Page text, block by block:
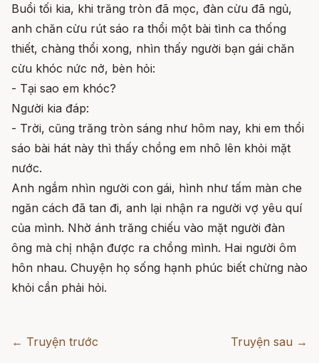
Buổi tối kia, khi trăng tròn đã mọc, đàn cừu đã ngủ,
anh chăn cừu rút sáo ra thổi một bài tình ca thống
thiết, chàng thổi xong, nhìn thấy người bạn gái chăn
cừu khóc nức nở, bèn hỏi:
- Tại sao em khóc?
Người kia đáp:
- Trời, cũng trăng tròn sáng như hôm nay, khi em thổi
sáo bài hát này thì thấy chồng em nhô lên khỏi mặt
nước.
Anh ngắm nhìn người con gái, hình như tấm màn che
ngăn cách đã tan đi, anh lại nhận ra người vợ yêu quí
của mình. Nhờ ánh trăng chiếu vào mặt người đàn
ông mà chị nhận được ra chồng mình. Hai người ôm
hôn nhau. Chuyện họ sống hạnh phúc biết chừng nào
khỏi cần phải hỏi.
← Truyện trước Truyện sau →